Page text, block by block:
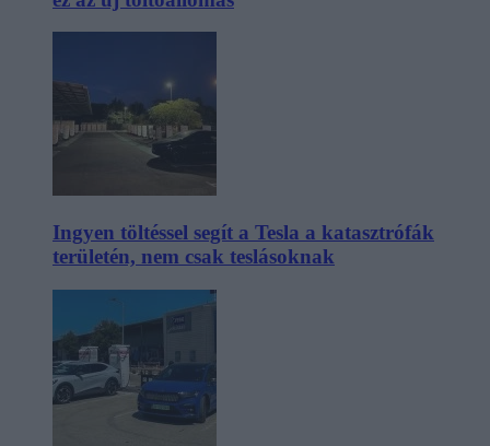
Ingyen töltéssel segít a Tesla a katasztrófák
területén, nem csak teslásoknak